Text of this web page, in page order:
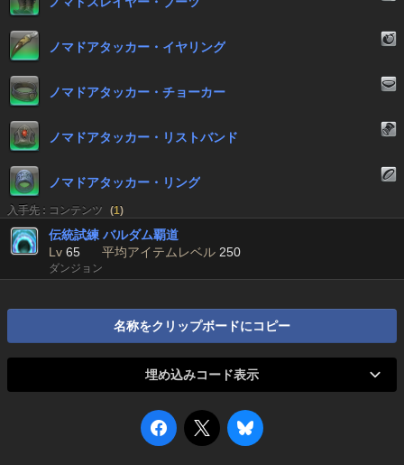
ノマドアタッカー・イヤリング
ノマドアタッカー・チョーカー
ノマドアタッカー・リストバンド
ノマドアタッカー・リング
入手先 : コンテンツ (1)
伝統試練 バルダム覇道
Lv 65 平均アイテムレベル 250
ダンジョン
名称をクリップボードにコピー
埋め込みコード表示